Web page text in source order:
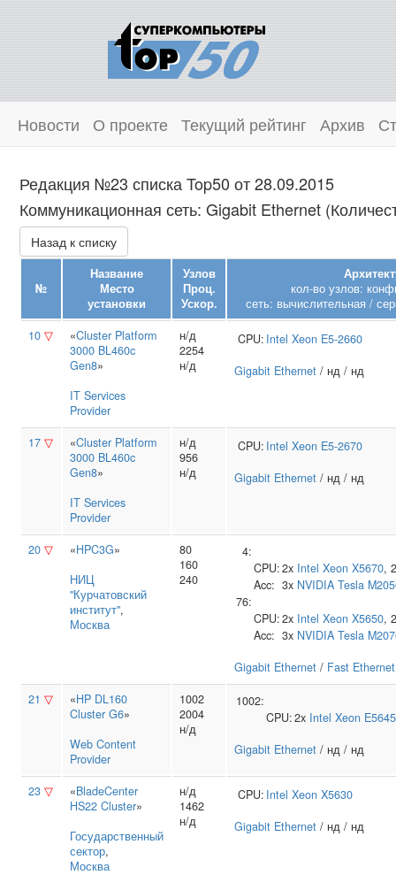
Новости О проекте Текущий рейтинг Архив
Редакция №23 списка Top50 от 28.09.2015
Коммуникационная сеть: Gigabit Ethernet
Назад к списку
№
Название
Место
установки
Узлов
Проц.
Ускор.
кол-во узлов:
сеть: вычислительная /
10 ▽ «Cluster Platform
3000 BL460c
Gen8»
IT Services
Provider
н/д
2254
н/д
CPU: Intel Xeon E5-2660
Gigabit Ethernet / нд / нд
17 ▽ «Cluster Platform
3000 BL460c
Gen8»
IT Services
Provider
н/д
956
н/д
CPU: Intel Xeon E5-2670
Gigabit Ethernet / нд / нд
20 ▽ «HPC3G»
НИЦ
"Курчатовский
институт",
Москва
80
160
240
4:
CPU:2x Intel Xeon X5670,
Acc: 3x NVIDIA Tesla
76:
CPU:2x Intel Xeon X5650,
Acc: 3x NVIDIA Tesla
Gigabit Ethernet / Fast Ethernet
21 ▽ «HP DL160
Cluster G6»
Web Content
Provider
1002
2004
н/д
1002:
CPU:2x Intel Xeon E5645
Gigabit Ethernet / нд / нд
23 ▽ «BladeCenter
HS22 Cluster»
Государственный
сектор,
Москва
н/д
1462
н/д
CPU: Intel Xeon X5630
Gigabit Ethernet / нд / нд